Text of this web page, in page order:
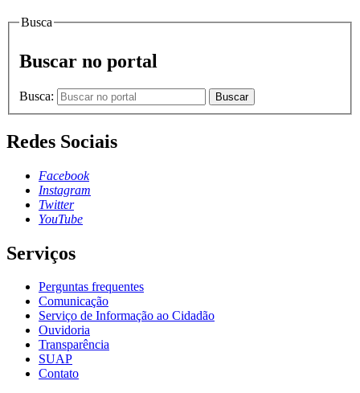
Busca
Buscar no portal
Busca: Buscar
Redes Sociais
Facebook
Instagram
Twitter
YouTube
Serviços
Perguntas frequentes
Comunicação
Serviço de Informação ao Cidadão
Ouvidoria
Transparência
SUAP
Contato